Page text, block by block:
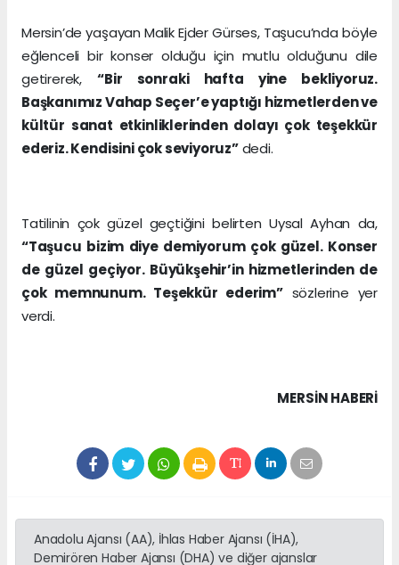
Mersin’de yaşayan Malik Ejder Gürses, Taşucu’nda böyle
eğlenceli bir konser olduğu için mutlu olduğunu dile
getirerek,“Bir sonraki hafta yine bekliyoruz.
Başkanımız Vahap Seçer’e yaptığı hizmetlerden ve
kültür sanat etkinliklerinden dolayı çok teşekkür
ederiz. Kendisini çok seviyoruz”dedi.
Tatilinin çok güzel geçtiğini belirten Uysal Ayhan da,
“Taşucu bizim diye demiyorum çok güzel. Konser
de güzel geçiyor. Büyükşehir’in hizmetlerinden de
çok memnunum. Teşekkür ederim”sözlerine yer
verdi.
MERSIN HABERİ
Anadolu Ajansı (AA), İhlas Haber Ajansı (İHA),
Demirören Haber Ajansı (DHA) ve diğer ajanslar